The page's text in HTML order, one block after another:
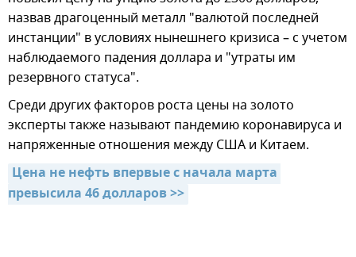
назвав драгоценный металл "валютой последней
инстанции" в условиях нынешнего кризиса – с учетом
наблюдаемого падения доллара и "утраты им
резервного статуса".
Среди других факторов роста цены на золото
эксперты также называют пандемию коронавируса и
напряженные отношения между США и Китаем.
Цена не нефть впервые с начала марта
превысила 46 долларов >>